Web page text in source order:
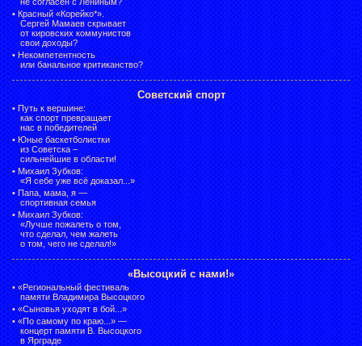
• Красный «Корейко*».
Сергей Мамаев скрывает
от кировских коммунистов
свои доходы?
• Некомпетентность
или банальное критиканство?
Советский спорт
• Путь к вершине:
как спорт превращает
нас в победителей
• Юные баскетболистки
из Советска –
сильнейшие в области!
• Михаил Зубков:
«Я себе уже всё доказал...»
• Папа, мама, я —
спортивная семья
• Михаил Зубков:
«Лучше пожалеть о том,
что сделал, чем жалеть
о том, чего не сделал!»
«Высоцкий с нами!»
• «Региональный фестиваль
памяти Владимира Высоцкого
• «Сыновья уходят в бой...»
• «По самому по краю...» —
концерт памяти В. Высоцкого
в Ярграде